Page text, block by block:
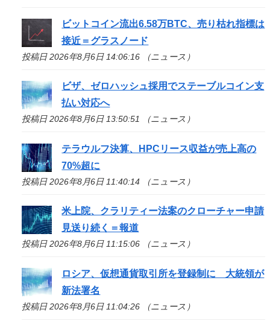
ビットコイン流出6.58万BTC、売り枯れ指標は
接近＝グラスノード
投稿日 2026年8月6日 14:06:16 （ニュース）
ビザ、ゼロハッシュ採用でステーブルコイン支
払い対応へ
投稿日 2026年8月6日 13:50:51 （ニュース）
テラウルフ決算、HPCリース収益が売上高の
70%超に
投稿日 2026年8月6日 11:40:14 （ニュース）
米上院、クラリティー法案のクローチャー申請
見送り続く＝報道
投稿日 2026年8月6日 11:15:06 （ニュース）
ロシア、仮想通貨取引所を登録制に 大統領が
新法署名
投稿日 2026年8月6日 11:04:26 （ニュース）